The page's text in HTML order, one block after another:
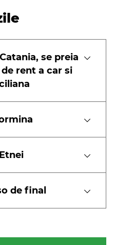
se preia
rent a car si
de final